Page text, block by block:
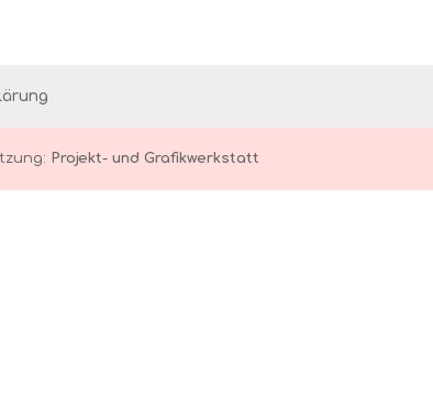
Projekt- und Grafikwerkstatt